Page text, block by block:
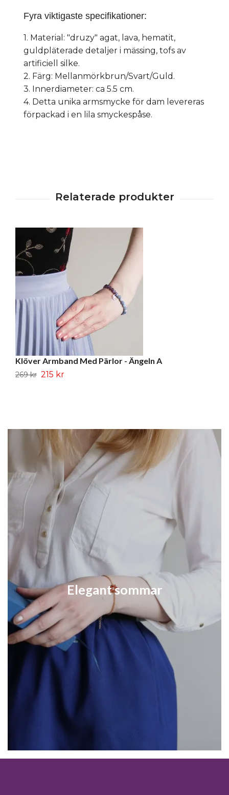
Elegant sommar
Fyra viktigaste specifikationer:
1. Material: "druzy" agat, lava, hematit,
guldpläterade detaljer i mässing, tofs av
artificiell silke.
2. Färg: Mellanmörkbrun/Svart/Guld.
3. Innerdiameter: ca 5.5 cm.
4. Detta unika armsmycke för dam levereras
förpackad i en lila smyckespåse.
Klöver Armband Med Pärlor - Ängeln A
269 kr 215 kr